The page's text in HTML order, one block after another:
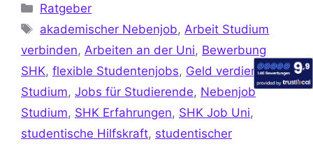
Ratgeber
akademischer Nebenjob, Arbeit Studium
verbinden, Arbeiten an der Uni, Bewerbung
SHK, flexible Studentenjobs, Geld verdienen im
Studium, Jobs für Studierende, Nebenjob
Studium, SHK Erfahrungen, SHK Job Uni,
studentische Hilfskraft, studentischer